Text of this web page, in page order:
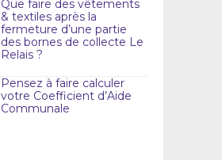
Que faire des vêtements
& textiles après la
fermeture d’une partie
des bornes de collecte Le
Relais ?
Pensez à faire calculer
votre Coefficient d’Aide
Communale